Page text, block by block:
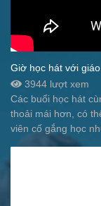
Giờ học hát với
3944 lượt xem
Các buổi học hát
thoải mái hơn, có
viên cố gắng học